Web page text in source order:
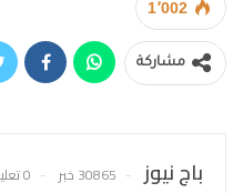
1٬002
مشاركة
باج نيوز 30865 خبر 0 تعليق